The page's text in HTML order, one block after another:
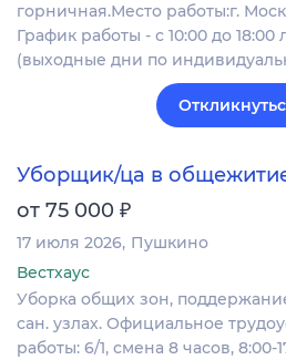
горничная.Место работы:г.
График работы - с 10:00 до 18:00
(выходные дни по
Уборщик/ца в
от 75 000 ₽
17 июля 2026 Пушкино
Вестхаус
Уборка общих зон,
сан. узлах. Официальное
работы: 6/1, смена 8 часов, 8:00-